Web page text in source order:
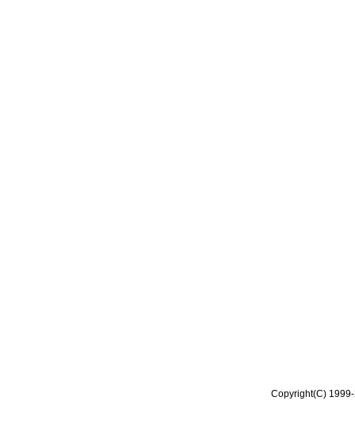
Copyright(C)